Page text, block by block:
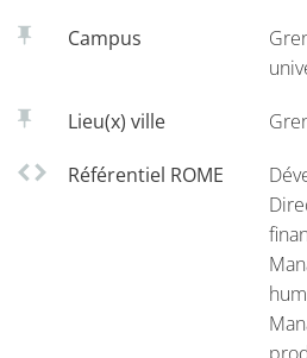
- d'accueillir et d'accompagner
internationaux sur la présentation
Campus
Lieu(x) ville
Référentiel ROME